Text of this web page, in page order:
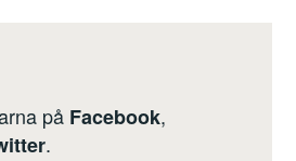
på Facebook,
.